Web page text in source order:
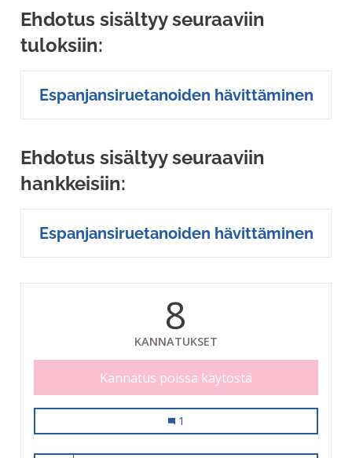
Ehdotus sisältyy seuraaviin
tuloksiin:
Espanjansiruetanoiden hävittäminen
Ehdotus sisältyy seuraaviin
hankkeisiin:
Espanjansiruetanoiden hävittäminen
8
KANNATUKSET
Kannatus poissa käytöstä
Etanoiden torjunta
1